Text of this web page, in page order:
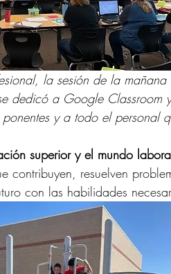
la sesión de la mañana
dedicó a Google Classroom
y a todo el personal
superior y el mundo
contribuyen, resuelven
con las habilidades